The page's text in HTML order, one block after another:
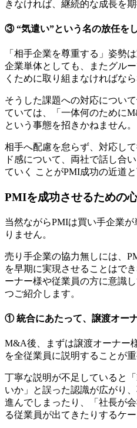
きなければ、継続的な成長を
③ “気遣い”という名の放任を
「相手企業を尊重する」姿勢
企業単体としても、またグル
くために取り組まなければな
そうした課題への対応につい
ていては、「一体何のために
という事態を招きかねません。
相手へ配慮を怠らず、対応し
ド感について、両社で話し合
ていく ことがPMI成功の近道と
PMIを成功させるための
当然ながらPMIは買い手企業
りません。
売り手企業の協力無しには、
を早期に実現させることはで
ーナー様や従業員の方に意識
つご紹介します。
① 統合にあたって、譲渡オー
M&A後、まずは譲渡オーナー
を全従業員に説明することが重
丁寧な説明が不足していると
いか」と誤った認識が広がり
進んでしまったり、「社長が
る従業員が出てきたりするケ